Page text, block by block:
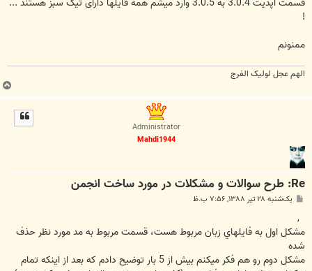
قسمت آپدیت 3.0.4 به 3.0.5 وارد میشم همه فایلها دارای تیک سبز هستند ...
ممنونم
الهم عجل لولیک الفرج
ب
ا
Administrator
Mahdi1944
Re: طرح سوالات و مشکلات در مورد ساخت انجمن
پ
ت
یک‌شنبه ۲۸ تیر ۱۳۸۸, ۷:۵۶ ب.ظ
مشکل اول به فايلهاي زبان مربوط هست، قسمت مربوط به مد مورد نظر حذف
شده
مشکل دوم رو هم فکر ميکنم بيش از 5 بار توضيح دادم که بعد از اينکه تمام